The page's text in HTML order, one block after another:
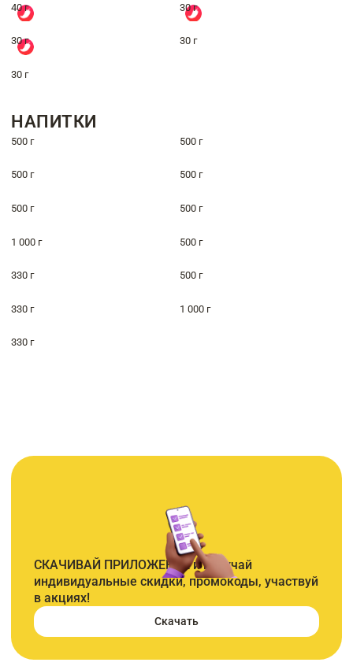
40 г 30 г
30 г 30 г
30 г
НАПИТКИ
500 г 500 г
500 г 500 г
500 г 500 г
1 000 г 500 г
330 г 500 г
330 г 1 000 г
330 г
СКАЧИВАЙ ПРИЛОЖЕНИЕ и получай
индивидуальные скидки, промокоды, участвуй
в акциях!
Скачать